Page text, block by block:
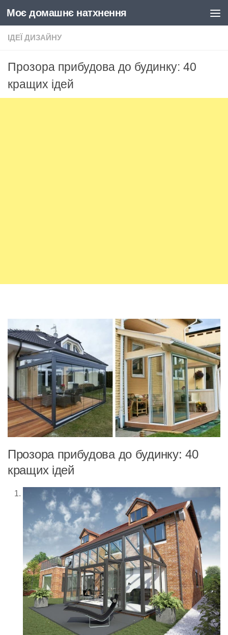
Skip to content
Моє домашнє натхнення
ІДЕЇ ДИЗАЙНУ
Прозора прибудова до будинку: 40
кращих ідей
Прозора прибудова до будинку: 40
кращих ідей